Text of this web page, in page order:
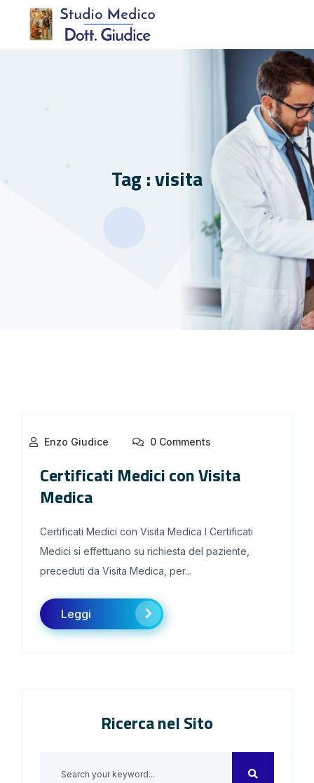
Tag : visita
Enzo Giudice 0 Comments
Certificati Medici con Visita
Medica
Certificati Medici con Visita Medica I Certificati
Medici si effettuano su richiesta del paziente,
preceduti da Visita Medica, per...
Leggi
Ricerca nel Sito